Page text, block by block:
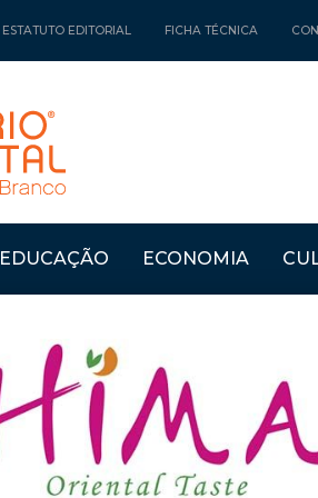
ESTATUTO EDITORIAL FICHA TÉCNICA
EDUCAÇÃO ECONOMIA
PROENÇA A NOVA: MUNICÍPIO